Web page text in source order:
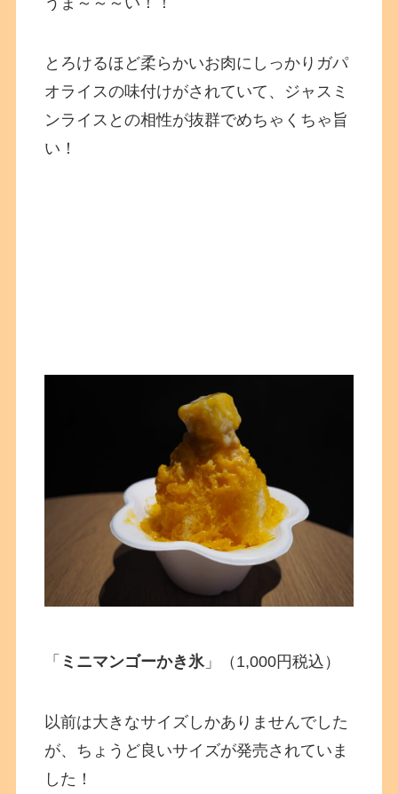
とろけるほど柔らかいお肉にしっかりガパ
オライスの味付けがされていて、ジャスミ
ンライスとの相性が抜群でめちゃくちゃ旨
い！
「 ミニマンゴーかき氷」（1,000円税込）
以前は大きなサイズしかありませんでした
が、ちょうど良いサイズが発売されていま
した！